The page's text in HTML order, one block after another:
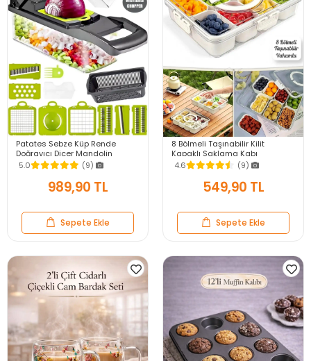
Patates Sebze Küp Rende
Doğrayıcı Dicer Mandolin
Dilimleyici Jülyen Kesici
Vegetable Chopper Seti
5.0 (9)
989,90 TL
Sepete Ekle
8 Bölmeli Taşınabilir Kilit
Kapaklı Saklama Kabı
Kahvaltılık Organizer Piknik Seti
Gıda Kutusu
4.6 (9)
549,90 TL
Sepete Ekle